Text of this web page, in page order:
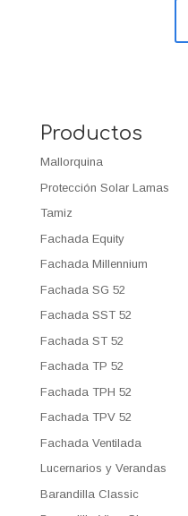
Productos
Mallorquina
Protección Solar Lamas
Tamiz
Fachada Equity
Fachada Millennium
Fachada SG 52
Fachada SST 52
Fachada ST 52
Fachada TP 52
Fachada TPH 52
Fachada TPV 52
Fachada Ventilada
Lucernarios y Verandas
Barandilla Classic